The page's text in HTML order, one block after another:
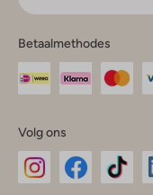
Betaalmethodes
Volg ons